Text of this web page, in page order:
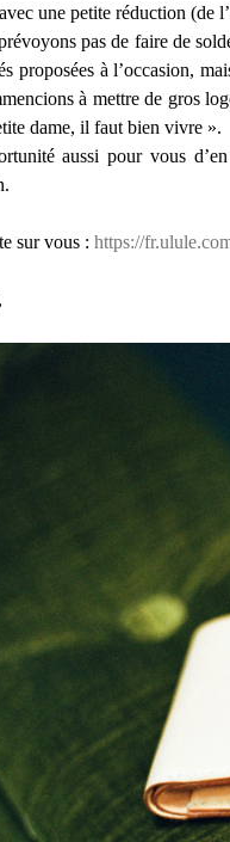
une petite réduction (de
pas de faire de
proposées à l’occasion,
à mettre de gros
dame, il faut bien vivre ».
aussi pour vous
sur vous : https://